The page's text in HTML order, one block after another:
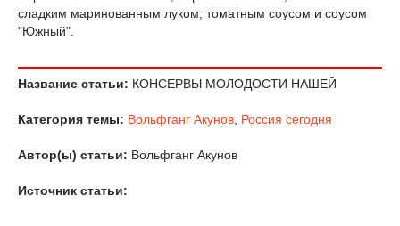
сладким маринованным луком, томатным соусом и соусом
"Южный".
Название статьи: КОНСЕРВЫ МОЛОДОСТИ НАШЕЙ
Категория темы: Вольфганг Акунов Россия сегодня
Автор(ы) статьи: Вольфганг Акунов
Источник статьи: